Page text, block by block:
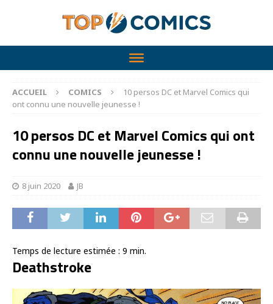
ACCUEIL COMICS
10 persos DC et Marvel Comics qui
ont connu une nouvelle jeunesse !
10 persos DC et Marvel Comics qui ont
connu une nouvelle jeunesse !
8 juin 2020 JB
Temps de lecture estimée : 9 min.
Deathstroke